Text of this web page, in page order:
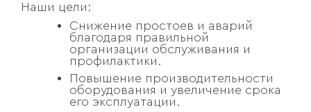
Наши цели:
Снижение простоев и аварий
благодаря правильной
организации обслуживания и
профилактики.
Повышение производительности
оборудования и увеличение срока
его эксплуатации.